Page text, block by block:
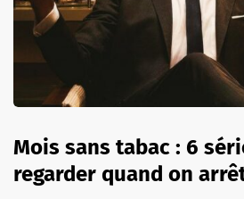
Mois sans tabac : 6
regarder quand on